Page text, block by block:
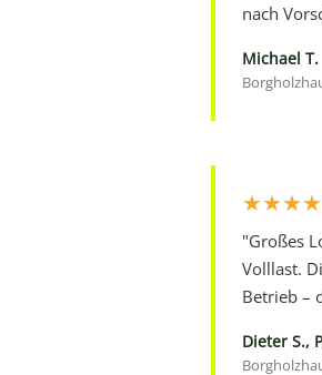
nach
Michael T.
"Großes
Volllast.
Betrieb –
Dieter S.,